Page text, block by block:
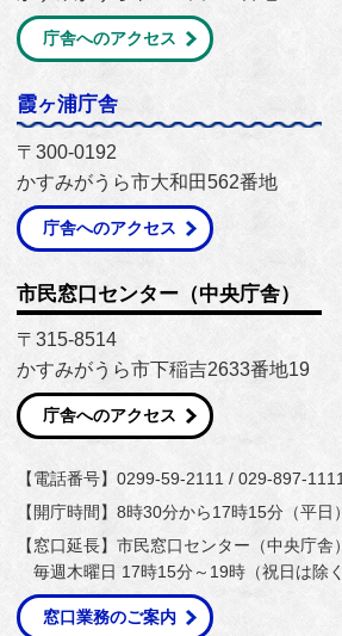
庁舎へのアクセス
霞ヶ浦庁舎
〒300-0192
かすみがうら市大和田562番地
庁舎へのアクセス
市民窓口センター（中央庁舎）
〒315-8514
かすみがうら市下稲吉2633番地19
庁舎へのアクセス
【電話番号】0299-59-2111 / 029-897-
【開庁時間】8時30分から17時15分（平日）
【窓口延長】市民窓口センター（中央庁舎
毎週木曜日 17時15分～19時（祝日は除く
窓口業務のご案内